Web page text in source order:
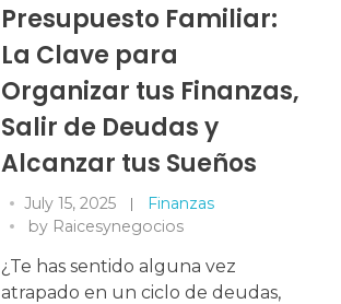
Presupuesto Familiar:
La Clave para
Organizar tus Finanzas,
Salir de Deudas y
Alcanzar tus Sueños
July 15, 2025
Finanzas
by Raicesynegocios
¿Te has sentido alguna vez
atrapado en un ciclo de deudas,